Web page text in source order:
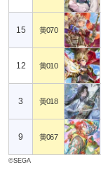
15 黄070
12 黄010
3 黄018
9 黄067
©SEGA